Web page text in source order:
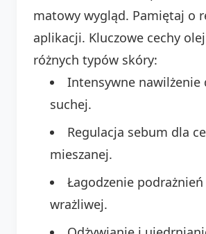
matowy wygląd. Pamiętaj o
aplikacji. Kluczowe cechy
różnych typów skóry:
Intensywne nawilżenie
suchej.
Regulacja sebum dla
mieszanej.
Łagodzenie
wrażliwej.